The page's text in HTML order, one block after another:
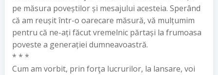
pe măsura poveștilor și mesajului acesteia. Sperând
că am reușit într-o oarecare măsură, vă mulțumim
pentru că ne-ați făcut vremelnic părtași la frumoasa
poveste a generației dumneavoastră.
* * *
Cum am vorbit, prin forţa lucrurilor, la lansare, voi